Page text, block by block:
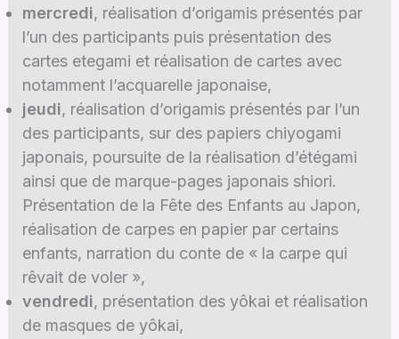
mercredi, réalisation d’origamis présentés par
l’un des participants puis présentation des
cartes etegami et réalisation de cartes avec
notamment l’acquarelle japonaise,
jeudi, réalisation d’origamis présentés par l’un
des participants, sur des papiers chiyogami
japonais, poursuite de la réalisation d’étégami
ainsi que de marque-pages japonais shiori.
Présentation de la Fête des Enfants au Japon,
réalisation de carpes en papier par certains
enfants, narration du conte de « la carpe qui
rêvait de voler »,
vendredi, présentation des yôkai et réalisation
de masques de yôkai,